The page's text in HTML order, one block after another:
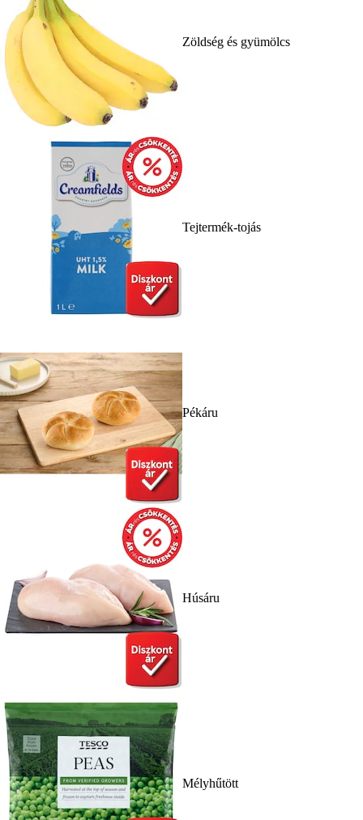
Zöldség és gyümölcs
Tejtermék-tojás
Pékáru
Húsáru
Mélyhűtött